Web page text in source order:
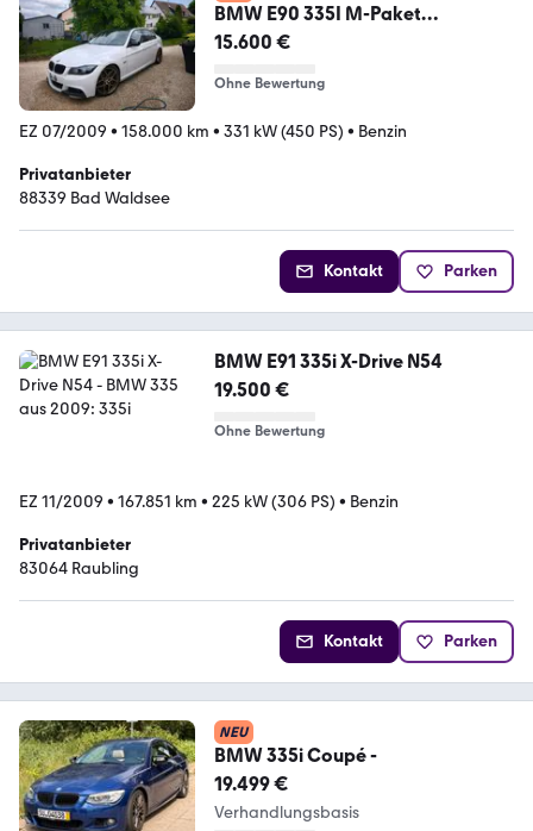
BMW E90 335I M-Paket
Steuerkette Neu
15.600 €
Ohne Bewertung
EZ 07/2009 • 158.000 km • 331 kW (450 PS) • Benzin
Privatanbieter
88339 Bad Waldsee
Kontakt Parken
BMW E91 335i X-Drive N54
19.500 €
Ohne Bewertung
EZ 11/2009 • 167.851 km • 225 kW (306 PS) • Benzin
Privatanbieter
83064 Raubling
Kontakt Parken
NEU
BMW 335i Coupé -
19.499 €
Verhandlungsbasis